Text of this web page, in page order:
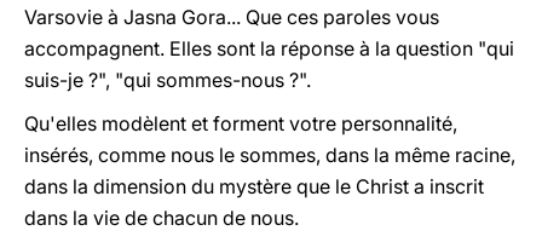
Varsovie à Jasna Gora... Que ces paroles vous
accompagnent. Elles sont la réponse à la question "qui
suis-je ?", "qui sommes-nous ?".
Qu'elles modèlent et forment votre personnalité,
insérés, comme nous le sommes, dans la même racine,
dans la dimension du mystère que le Christ a inscrit
dans la vie de chacun de nous.